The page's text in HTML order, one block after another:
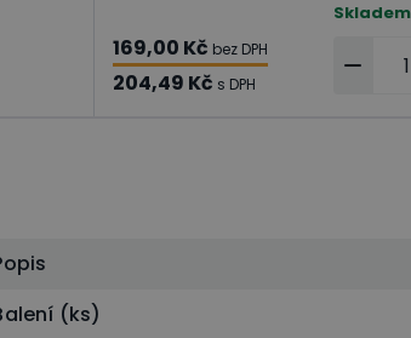
169,00 Kč bez DPH
204,49 Kč s DPH
Skladem
(ks)